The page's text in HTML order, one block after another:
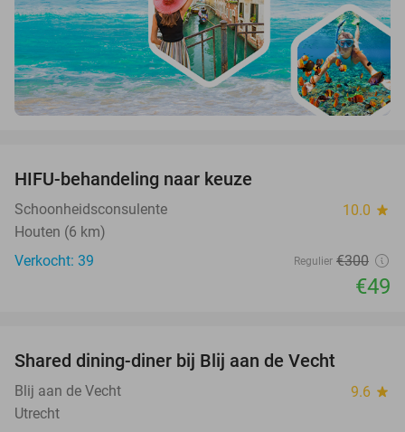
HIFU-behandeling naar keuze
Schoonheidsconsulente 10.0 star
Houten (6 km)
Verkocht: 39
Regulier €300
€49
Shared dining-diner bij Blij aan de Vecht
Blij aan de Vecht 9.6 star
Utrecht